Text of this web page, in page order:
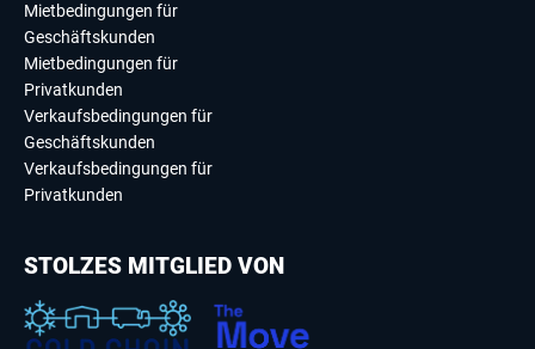
Mietbedingungen für
Geschäftskunden
Mietbedingungen für
Privatkunden
Verkaufsbedingungen für
Geschäftskunden
Verkaufsbedingungen für
Privatkunden
STOLZES MITGLIED VON